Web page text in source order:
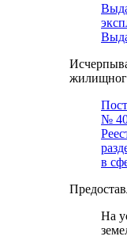
№
в
На